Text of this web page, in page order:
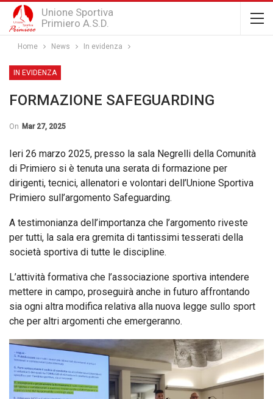
Unione Sportiva
Primiero A.S.D.
Home News In evidenza
IN EVIDENZA
FORMAZIONE SAFEGUARDING
On Mar 27, 2025
Ieri 26 marzo 2025, presso la sala Negrelli della Comunità
di Primiero si è tenuta una serata di formazione per
dirigenti, tecnici, allenatori e volontari dell’Unione Sportiva
Primiero sull’argomento Safeguarding.
A testimonianza dell’importanza che l’argomento riveste
per tutti, la sala era gremita di tantissimi tesserati della
società sportiva di tutte le discipline.
L’attività formativa che l’associazione sportiva intendere
mettere in campo, proseguirà anche in futuro affrontando
sia ogni altra modifica relativa alla nuova legge sullo sport
che per altri argomenti che emergeranno.